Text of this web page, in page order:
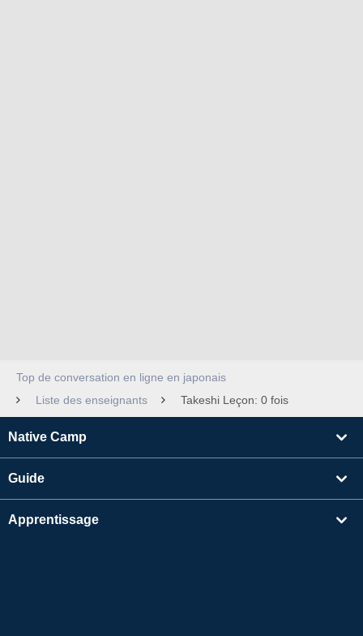
Top de conversation en ligne en japonais
Liste des enseignants
Takeshi Leçon: 0 fois
Native Camp
Guide
Apprentissage